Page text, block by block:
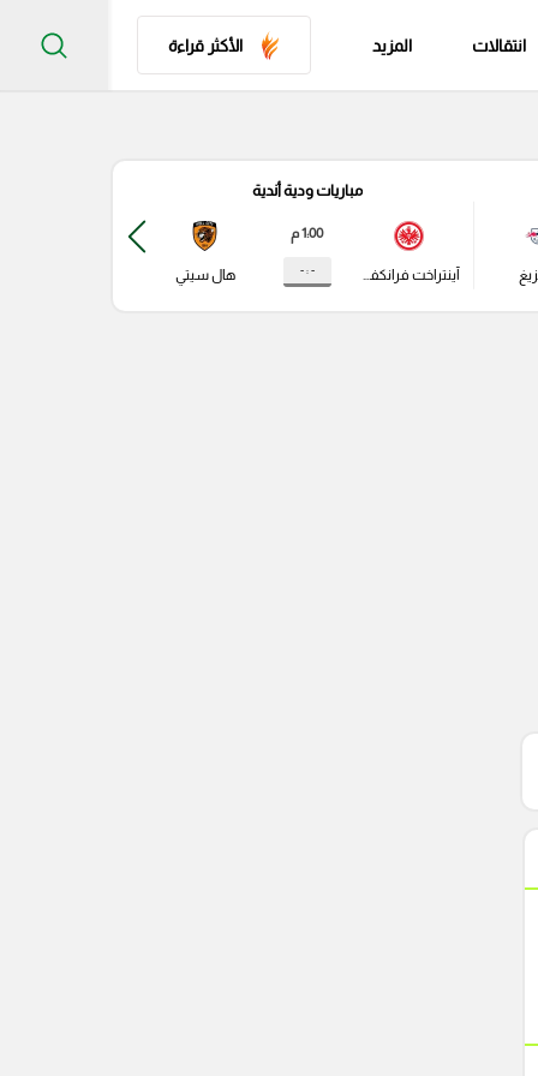
انتقالات المزيد الأكثر قراءة
مباريات ودية أندية
آينتراخت فرانكفورت
1:00 م
- : - هال سيتي